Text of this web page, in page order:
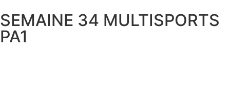
SEMAINE 34 MULTISPORTS
PA1